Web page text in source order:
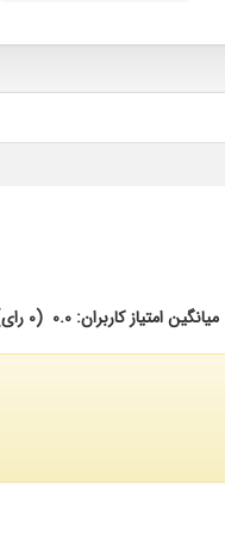
میانگین امتیاز کاربران: 0.0 (0 رای)